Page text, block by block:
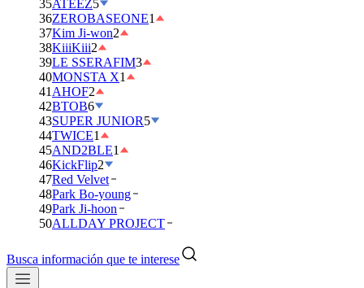
35ATEEZ5
36ZEROBASEONE1
37Kim Ji-won2
38KiiiKiii2
39LE SSERAFIM3
40MONSTA X1
41 AHOF2
42BTOB6
43SUPER JUNIOR5
44TWICE1
45AND2BLE1
46KickFlip2
47Red Velvet
48Park Bo-young
49Park Ji-hoon
50ALLDAY PROJECT
Busca información que te interese